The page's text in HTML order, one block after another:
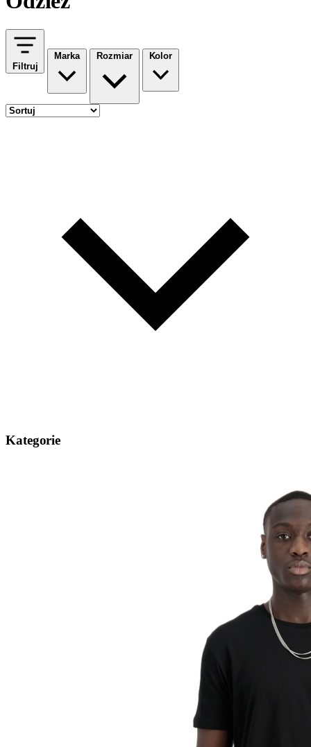
Filtruj
Marka Rozmiar Kolor
Kategorie